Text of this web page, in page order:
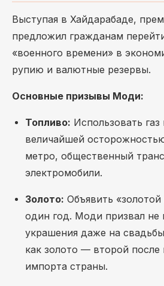
Выступая в Хайдарабаде,
предложил гражданам
«военного времени» в
рупию и валютные резервы.
Основные призывы Моди:
Топливо: Использовать газ
величайшей
метро, общественный
электромобили.
Золото: Объявить
один год. Моди призвал не
украшения даже на
как золото — второй после
импорта страны.